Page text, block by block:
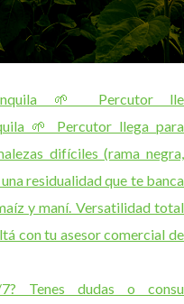
🌱 Percutor lle
Tenes dudas o consu